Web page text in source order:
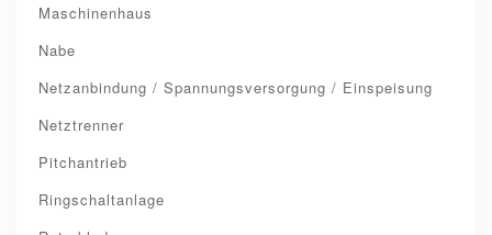
Maschinenhaus
Nabe
Netzanbindung / Spannungsversorgung / Einspeisung
Netztrenner
Pitchantrieb
Ringschaltanlage